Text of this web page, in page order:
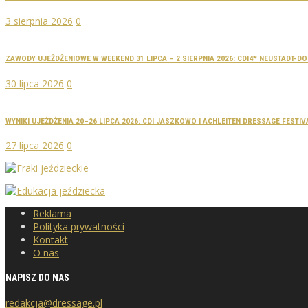
3 sierpnia 2026 0
ZAWODY UJEŻDŻENIOWE W WEEKEND 31 LIPCA – 2 SIERPNIA 2026: CDI4* NEUSTADT-
30 lipca 2026 0
WYNIKI UJEŻDŻENIA 20–26 LIPCA 2026: CDI JASZKOWO I ACHLEITEN DRESSAGE
27 lipca 2026 0
Reklama
Polityka prywatności
Kontakt
O nas
NAPISZ DO NAS
redakcja@dressage.pl